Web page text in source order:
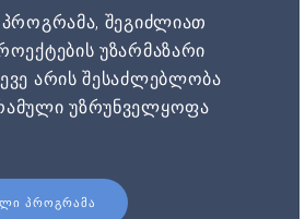
შეგიძლიათ
უზარმაზარი
არის შესაძლებლობა
უზრუნველყოფა
ᲞᲠᲝᲒᲠᲐᲛᲐ